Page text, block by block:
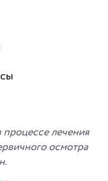
процессе лечения
осмотра